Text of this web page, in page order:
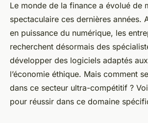
Le monde de la finance a évolué de
spectaculaire ces dernières années.
en puissance du numérique, les
recherchent désormais des
développer des logiciels adaptés
l’économie éthique. Mais comment
dans ce secteur ultra-compétitif ?
pour réussir dans ce domaine